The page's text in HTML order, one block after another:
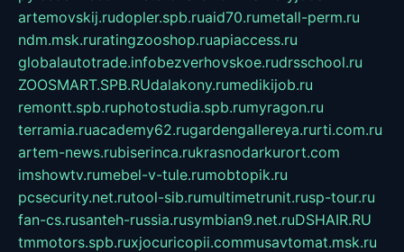
artemovskij.rudopler.spb.ruaid70.rumetall-perm.ru
ndm.msk.ruratingzooshop.ruapiaccess.ru
globalautotrade.infobezverhovskoe.rudrsschool.ru
ZOOSMART.SPB.RUdalakony.rumedikijob.ru
remontt.spb.ruphotostudia.spb.rumyragon.ru
terramia.ruacademy62.rugardengallereya.rurti.com.ru
artem-news.rubiserinca.rukrasnodarkurort.com
imshowtv.rumebel-v-tule.rumobtopik.ru
pcsecurity.net.rutool-sib.rumultimetrunit.rusp-tour.ru
fan-cs.rusanteh-russia.rusymbian9.net.ruDSHAIR.RU
tmmotors.spb.ruxjocuricopii.commusavtomat.msk.ru